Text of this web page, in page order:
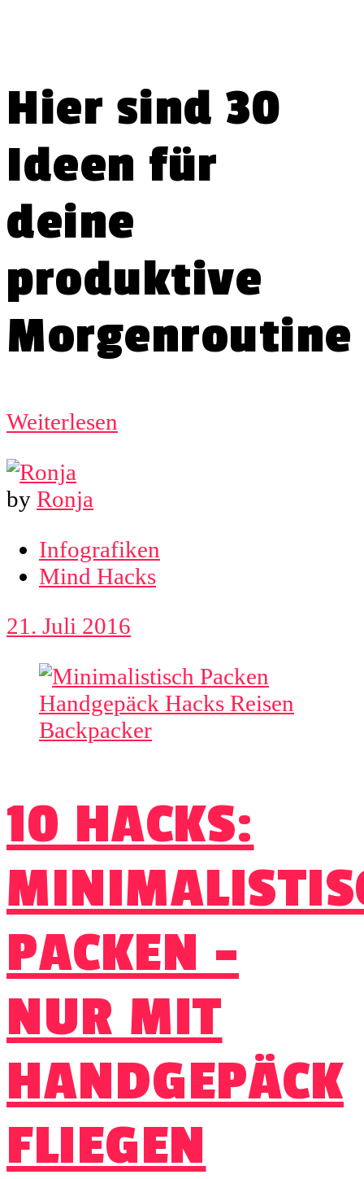
Hier sind 30
Ideen für
deine
produktive
Morgenroutine
Weiterlesen
by Ronja
Infografiken
Mind Hacks
21. Juli 2016
10 HACKS:
PACKEN –
NUR MIT
HANDGEPÄCK
FLIEGEN